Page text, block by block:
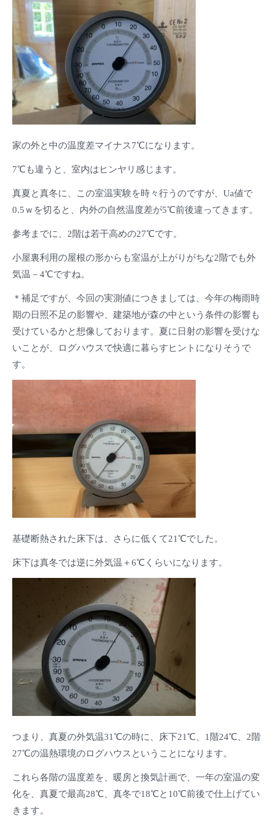
家の外と中の温度差マイナス7℃になります。
7℃も違うと、室内はヒンヤリ感じます。
真夏と真冬に、この室温実験を時々行うのですが、Ua値で
0.5ｗを切ると、内外の自然温度差が5℃前後違ってきます。
参考までに、2階は若干高めの27℃です。
小屋裏利用の屋根の形からも室温が上がりがちな2階でも外
気温－4℃ですね。
＊補足ですが、今回の実測値につきましては、今年の梅雨時
期の日照不足の影響や、建築地が森の中という条件の影響も
受けているかと想像しております。夏に日射の影響を受けな
いことが、ログハウスで快適に暮らすヒントになりそうで
す。
基礎断熱された床下は、さらに低くて21℃でした。
床下は真冬では逆に外気温＋6℃くらいになります。
つまり、真夏の外気温31℃の時に、床下21℃、1階24℃、2階
27℃の温熱環境のログハウスということになります。
これら各階の温度差を、暖房と換気計画で、一年の室温の変
化を、真夏で最高28℃、真冬で18℃と10℃前後で仕上げてい
きます。